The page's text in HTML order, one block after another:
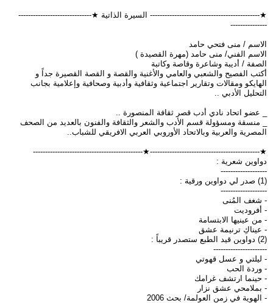
★--------------------------------------------- السيرة الذاتية ★------------------------------
---------------
الاسم / منى فتحي حامد
الاسم الفني/ منى حامد (مهرة القصيدة )
الصفة / أديبة وشاعرة وقاصة وكاتبة
أكتب الفصيح والشعبي والعامي والأغنية والقصة و القصة القصيرة جداً و
الهايكو ومقالات وتقارير اجتماعية وثقافية وأدبية وصحافية وإعلامية بجانب
التحليل الأدبي ..
_ عضو اتحاد نادي أدب قصر ثقافة المنصورة ..
_ منسقة ومسؤولة قسم الأدب والشعر والثقافة والفنون بالعديد من الصحف
المصرية والعربية وبالاتحاد الأوروبي العربي الافريقي للشباب..
★---------------------------------------------★---------------------------------------------
دواوين شعرية :
-------------------
(1) صدر لي دواوين ورقية :
-------------------
- شغف المُنى
- أفروديت
- من عينيها الابتسامة
- عيناكِ ترنيمة عشق
(2) دواوين قيد الطبع ستصدر قريباً :
----------------------
- ليلتي و عسل قهوتي
- وردة الحب
- حينما ارتشف غرامك
- بملامحي عشق نزار
- الهوية في زمن العولمة/ بحث 2006